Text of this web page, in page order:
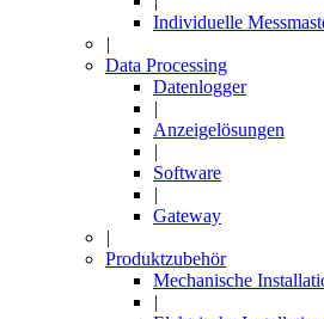
Individuelle
|
Data Processing
Datenlogger
|
Anzeigelösungen
|
Software
|
Gateway
|
Produktzubehör
Mechanische
|